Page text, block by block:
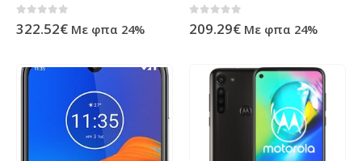
0 out of 5
322.52€ Με φπα 24% 0out of 5
209.29€ Με φπα 24%